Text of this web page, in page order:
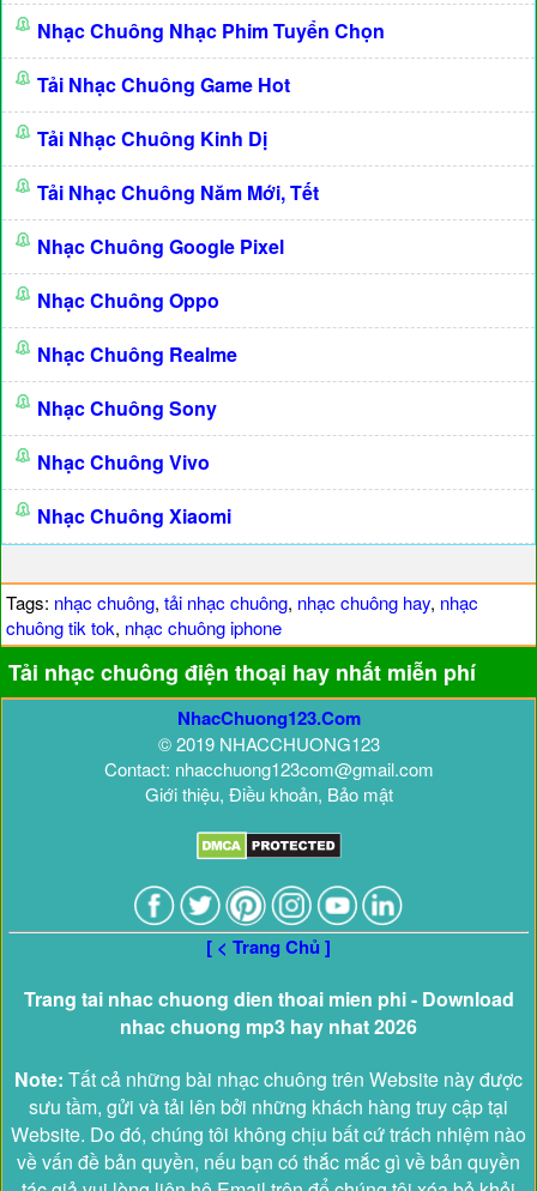
Nhạc Chuông Nhạc Phim Tuyển Chọn
Tải Nhạc Chuông Game Hot
Tải Nhạc Chuông Kinh Dị
Tải Nhạc Chuông Năm Mới, Tết
Nhạc Chuông Google Pixel
Nhạc Chuông Oppo
Nhạc Chuông Realme
Nhạc Chuông Sony
Nhạc Chuông Vivo
Nhạc Chuông Xiaomi
Tags: nhạc chuông, tải nhạc chuông, nhạc chuông hay, nhạc
chuông tik tok, nhạc chuông iphone
Tải nhạc chuông điện thoại hay nhất miễn phí
NhacChuong123.Com
© 2019 NHACCHUONG123
Contact: nhacchuong123com@gmail.com
Giới thiệu, Điều khoản, Bảo mật
[ < Trang Chủ ]
Trang tai nhac chuong dien thoai mien phi - Download
nhac chuong mp3 hay nhat 2026
Note: Tất cả những bài nhạc chuông trên Website này được
sưu tầm, gửi và tải lên bởi những khách hàng truy cập tại
Website. Do đó, chúng tôi không chịu bất cứ trách nhiệm nào
về vấn đề bản quyền, nếu bạn có thắc mắc gì về bản quyền